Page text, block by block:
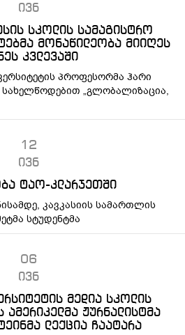
ივნ
სკოლის სამაგისტრო
მონაწილეობა მიიღეს
კვლევაში
პროფესორმა ჰარი
სახელწოდებით „გლობალიზაცია,
12
ივნ
ტაო-კლარჯეთში
კავკასიის სამართლის
სტუდენტმა
06
ივნ
მედია სკოლის
ამერიკელმა ჟურნალისტმა
ლექცია ჩაატარა